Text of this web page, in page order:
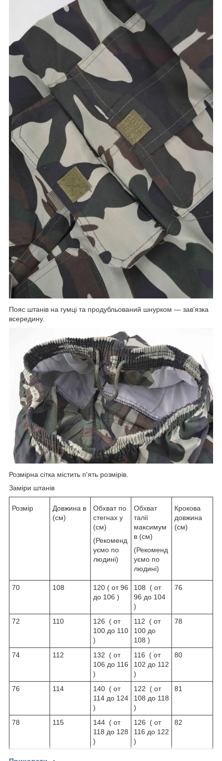
Пояс штанів на гумці та продубльований шнурком — зав'язка
всередину.
Розмірна сітка містить п'ять розмірів.
Заміри штанів
Розмір
Довжина в
(см)
Обхват по
стегнах у
(см)
(Рекоменд
уємо по
людині)
Обхват
талії
максимум
в (см)
(Рекоменд
уємо по
людині)
Крокова
довжина
(см)
70 108
120 ( от 96
до 106 )
108 ( от
96 до 104
)
76
72 110
126 ( от
100 до 110
)
112 ( от
100 до
108 )
78
74 112
132 ( от
106 до 116
)
116 ( от
102 до 112
)
80
76 114
140 ( от
114 до 124
)
122 ( от
108 до 118
)
81
78 115
144 ( от
118 до 128
)
126 ( от
116 до 122
)
82